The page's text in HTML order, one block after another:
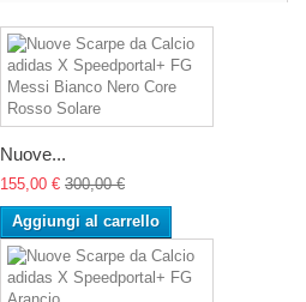
Nuove...
155,00 € 300,00 €
Aggiungi al carrello